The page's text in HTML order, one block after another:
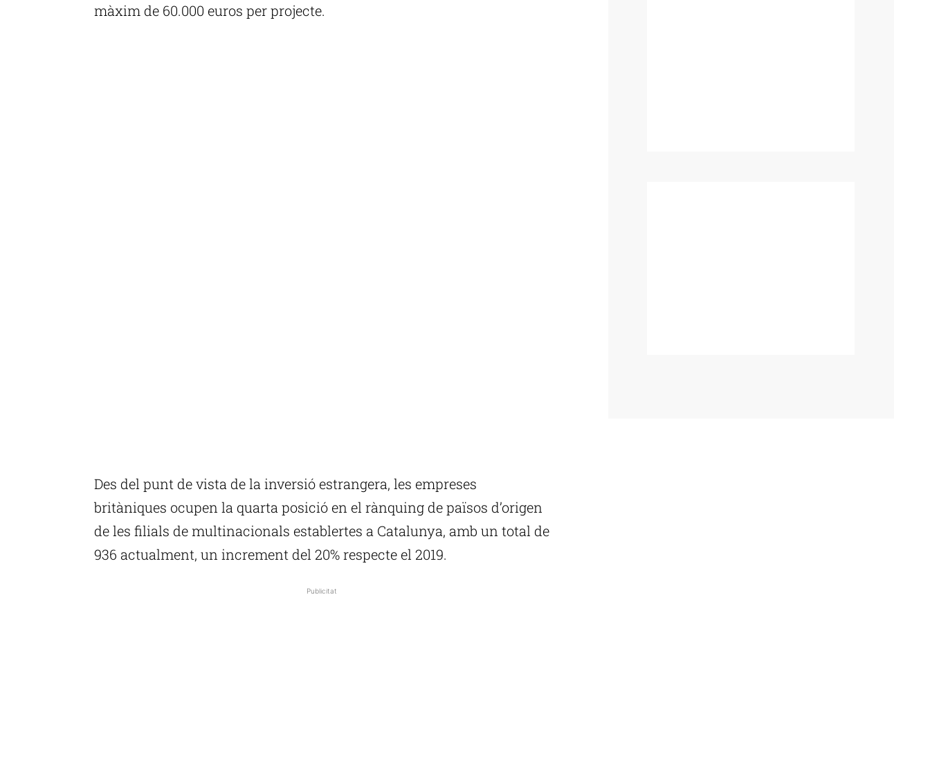
màxim de 60.000 euros per projecte.
Des del punt de vista de la inversió estrangera, les empreses
britàniques ocupen la quarta posició en el rànquing de països d’origen
de les filials de multinacionals establertes a Catalunya, amb un total de
936 actualment, un increment del 20% respecte el 2019.
Publicitat